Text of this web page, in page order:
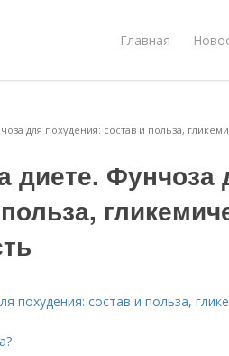
Главная
для похудения: состав и польза,
диете. Фунчоза
похудения: состав и польза,